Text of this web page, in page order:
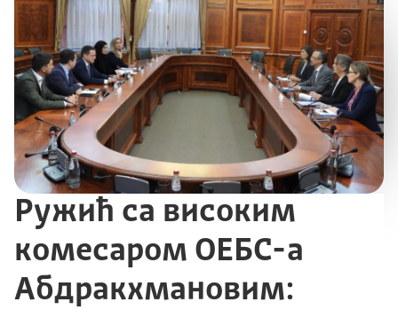
Ружић са високим
комесаром ОЕБС-a
Абдракхмановим: